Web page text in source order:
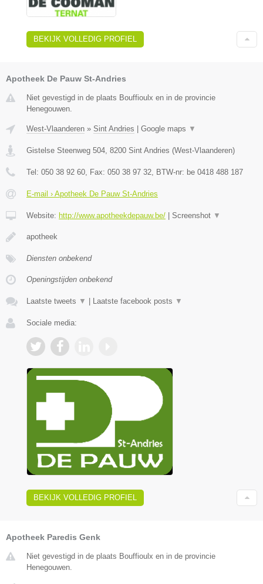
BEKIJK VOLLEDIG PROFIEL
Apotheek De Pauw St-Andries
Niet gevestigd in de plaats Bouffioulx en in de provincie
Henegouwen.
West-Vlaanderen » Sint Andries Google maps ▼
Gistelse Steenweg 504, 8200 Sint Andries (West-Vlaanderen)
Tel: 050 38 92 60, Fax: 050 38 97 32, BTW-nr: be 0418 488 187
E-mail › Apotheek De Pauw St-Andries
Website: http://www.apotheekdepauw.be/ Screenshot ▼
apotheek
Diensten onbekend
Openingstijden onbekend
Laatste tweets ▼ Laatste facebook posts ▼
Sociale media:
BEKIJK VOLLEDIG PROFIEL
Apotheek Paredis Genk
Niet gevestigd in de plaats Bouffioulx en in de provincie
Henegouwen.